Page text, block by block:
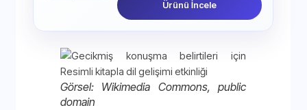
Ürünü İncele
Görsel: Wikimedia Commons, public
domain